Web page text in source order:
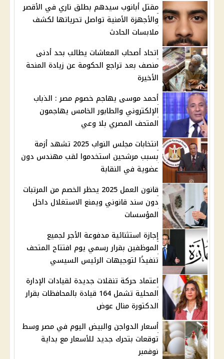
مقتل أبانوب سيدهم بطلق ناري في الأقصر
والأجهزة الأمنية تواصل تحرياتها لكشف
ملابسات الحادث
اتحاد أصحاب المعاشات يطالب بحد أدنى
منصف بعد تراجع الحكومة عن زيادة المنحة
الأخيرة
أحمد موسى يهاجم خصوم مصر : الذباب
الإلكتروني والطابور الخامس يهاجمون
المتحف المصري بلا وعي
انتخابات مجلس النواب 2025 تشهد أزمة
بسبب مرشحين استخدموا لقب مهندس دون
عضوية في النقابة
قانون العمل 2025 يحظر الخصم من المرتبات
دون سند قانوني ويمنع الاستغلال داخل
المؤسسات
إجازة استثنائية مدفوعة الأجر لجميع
الموظفين بقرار رسمي يوم افتتاح المتحف
تنفيذًا لتوجيهات الرئيس السيسي
اعتماد حركة تنقلات جديدة لقيادات الإدارة
المحلية تشمل 164 قيادة بالمحافظات بقرار
الدكتورة منال عوض
أسعار الدواجن والبيض اليوم في مصر وسط
توقعات بتحرك جديد للأسعار مع بداية
نوفمبر